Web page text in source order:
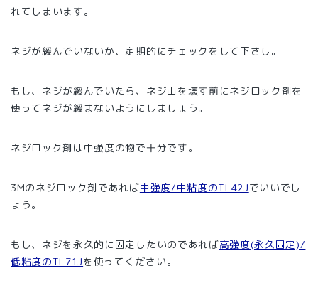
れてしまいます。
ネジが緩んでいないか、定期的にチェックをして下さし。
もし、ネジが緩んでいたら、ネジ山を壊す前にネジロック剤を
使ってネジが緩まないようにしましょう。
ネジロック剤は中強度の物で十分です。
3Mのネジロック剤であれば中強度/中粘度のTL42Jでいいでし
ょう。
もし、ネジを永久的に固定したいのであれば高強度(永久固定)/
低粘度のTL71Jを使ってください。